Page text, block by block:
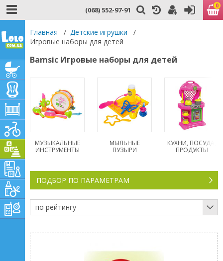
(068) 552-97-91 0
Главная / Детские игрушки
/
Игровые наборы для детей
Bamsic Игровые наборы для детей
МУЗЫКАЛЬНЫЕ
ИНСТРУМЕНТЫ
МЫЛЬНЫЕ
ПУЗЫРИ
КУХНИ, ПОСУДА,
ПРОДУКТЫ
ПОДБОР ПО ПАРАМЕТРАМ
по рейтингу